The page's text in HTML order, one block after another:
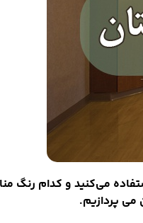
میکنید و کدام رنگ
پردازیم.